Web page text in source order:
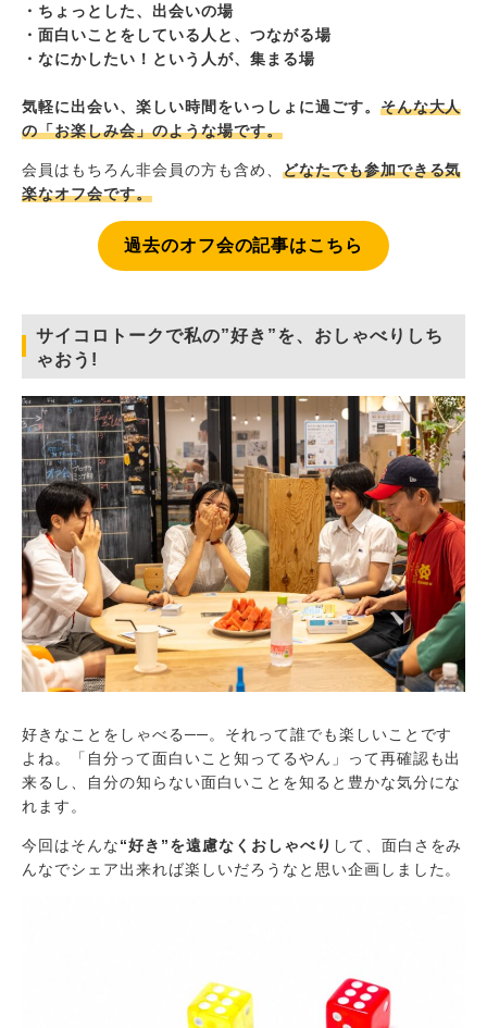
・ちょっとした、出会いの場
・面白いことをしている人と、つながる場
・なにかしたい！という人が、集まる場
気軽に出会い、楽しい時間をいっしょに過ごす。 そんな大人
の「お楽しみ会」のような場です。
会員はもちろん非会員の方も含め、 どなたでも参加できる気
楽なオフ会です。
過去のオフ会の記事はこちら
サイコロトークで私の”好き”を、おしゃべりしち
ゃおう!
好きなことをしゃべる──。それって誰でも楽しいことです
よね。「自分って面白いこと知ってるやん」って再確認も出
来るし、自分の知らない面白いことを知ると豊かな気分にな
れます。
今回はそんな“好き”を遠慮なくおしゃべり して、面白さをみ
んなでシェア出来れば楽しいだろうなと思い企画しました。